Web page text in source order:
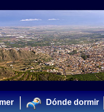
Dónde dormir